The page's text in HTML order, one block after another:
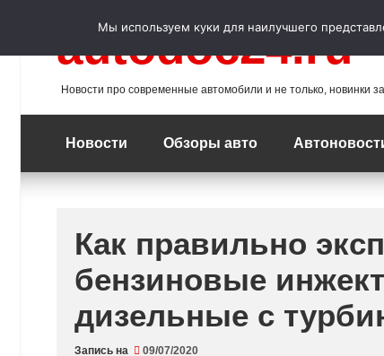
autodoc24.ru
Новости про современные автомобили и не только, новинки
Новости Обзоры авто
Как правильно
бензиновые
дизельные с
Запись на 09/07/2020
Мы используем куки для наилучшего